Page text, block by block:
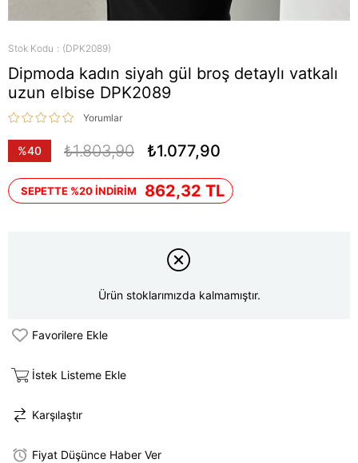
Stok Kodu (DPK2089)
Dipmoda kadın siyah gül broş detaylı vatkalı
uzun elbise DPK2089
Yorumlar
%40
₺1.803,90 ₺1.077,90
SEPETTE %20 İNDİRİM 862,32 TL
Ürün stoklarımızda kalmamıştır.
Favorilere Ekle
İstek Listeme Ekle
Karşılaştır
Fiyat Düşünce Haber Ver